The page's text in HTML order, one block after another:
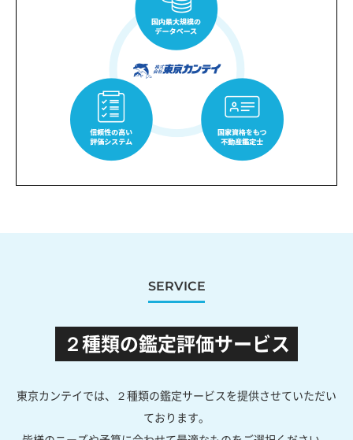
SERVICE
２種類の鑑定評価サービス
東京カンテイでは、２種類の鑑定サービスを提供させていただい
ております。